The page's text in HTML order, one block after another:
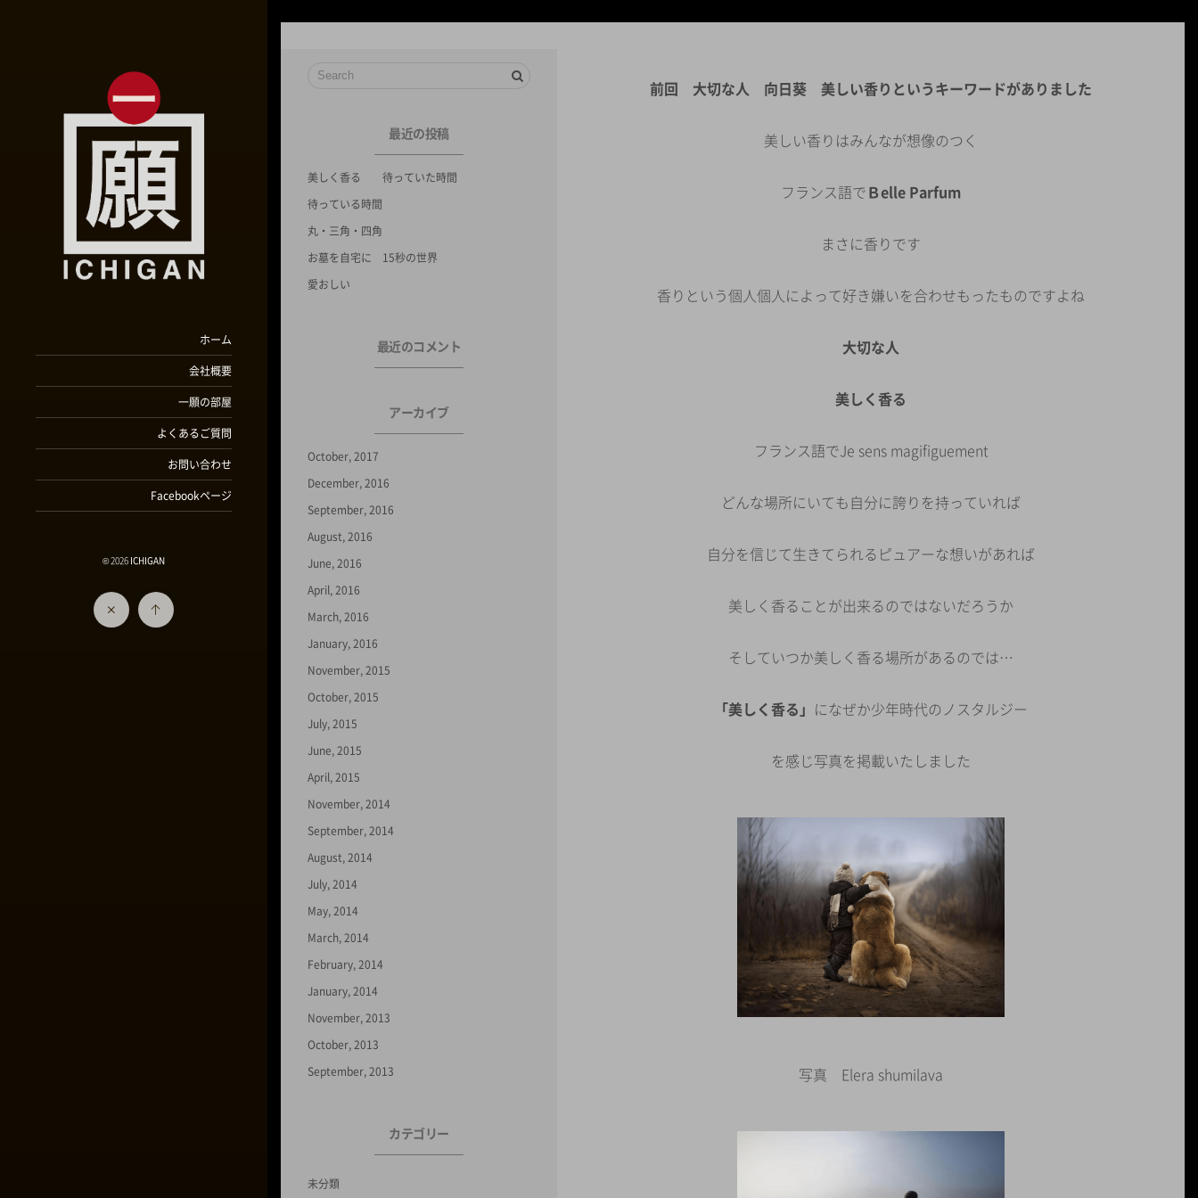
ホーム
会社概要
一願の部屋
よくあるご質問
お問い合わせ
Facebookページ
© 2026 ICHIGAN
前回 大切な人 向日葵 美しい香りというキーワードがありました
美しい香りはみんなが想像のつく
フランス語でＢelle Parfum
まさに香りです
香りという個人個人によって好き嫌いを合わせもったものですよね
大切な人
美しく香る
フランス語でJe sens magifiguement
どんな場所にいても自分に誇りを持っていれば
自分を信じて生きてられるピュアーな想いがあれば
美しく香ることが出来るのではないだろうか
そしていつか美しく香る場所があるのでは…
「美しく香る」 になぜか少年時代のノスタルジー
を感じ写真を掲載いたしました
写真 Elera shumilava
最近の投稿
美しく香る 待っていた時間
待っている時間
丸・三角・四角
お墓を自宅に 15秒の世界
愛おしい
最近のコメント
アーカイブ
October, 2017
December, 2016
September, 2016
August, 2016
June, 2016
April, 2016
March, 2016
January, 2016
November, 2015
October, 2015
July, 2015
June, 2015
April, 2015
November, 2014
September, 2014
August, 2014
July, 2014
May, 2014
March, 2014
February, 2014
January, 2014
November, 2013
October, 2013
September, 2013
カテゴリー
未分類